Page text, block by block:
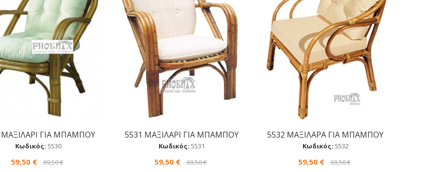
Αγορά
ΜΑΞΙΛΑΡΙ ΓΙΑ ΜΠΑΜΠΟΥ
Κωδικός: 5530
59,50 € 69,50 €
Αγορά
5531 ΜΑΞΙΛΑΡΙ ΓΙΑ ΜΠΑΜΠΟΥ
Κωδικός: 5531
59,50 € 69,50 €
Αγορά
5532 ΜΑΞΙΛΑΡA ΓΙΑ ΜΠΑΜΠΟΥ
Κωδικός: 5532
59,50 € 69,50 €